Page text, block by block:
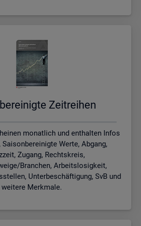
Zeit­rei­hen
monatlich und enthalten Infos
Saisonbereinigte Werte, Abgang,
Zugang, Rechtskreis,
Branchen, Arbeitslosigkeit,
Unterbeschäftigung, SvB und
weitere Merkmale.